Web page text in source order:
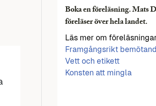
Boka en föreläsning. Mats
föreläser över hela landet.
Läs mer om
Framgångsrikt
Vett och etikett
Konsten att mingla